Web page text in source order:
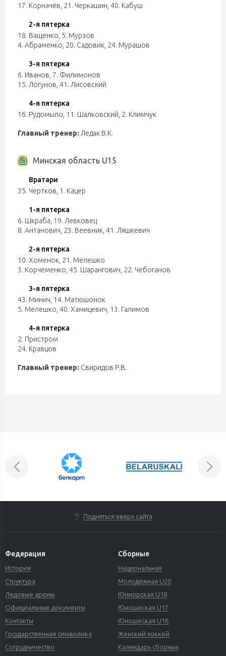
17. Корначёв 21. Черкашин 40. Кабуш
2-я пятерка
18. Ващенко 5. Мурзов
4. Абраменко 20. Садовик 24. Мурашов
3-я пятерка
6. Иванов 7. Филимонов
15. Логунов 41. Лисовский
4-я пятерка
16. Рудомыло 11. Шалковский 2. Климчук
Главный тренер: Ледак В.К.
Минская область U15
Вратари
35. Чертков 1. Кацер
1-я пятерка
6. Шкраба 19. Левковец
8. Антанович 23. Веевник 41. Ляшкевич
2-я пятерка
10. Хоменок 21. Мелешко
3. Корчеменко 45. Шарангович 22. Чебоганов
3-я пятерка
43. Минич 14. Матюшонок
5. Мелешко 40. Хамицевич 13. Галимов
4-я пятерка
2. Пристром
24. Кравцов
Главный тренер: Свиридов Р.В.
Подняться вверх сайта
Федерация
История
Структура
Ледовые арены
Официальные документы
Контакты
Государственная символика
Сотрудничество
Сборные
Национальная
Молодежная U20
Юниорская U18
Юношеская U17
Юношеская U16
Женский хоккей
Календарь сборных